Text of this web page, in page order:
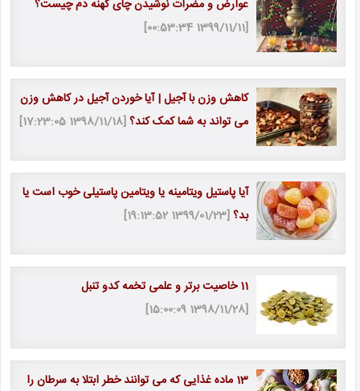
عوارض و مضرات نوشیدن چای کهنه دم چیست؟
[1399/11/11 00:53:34]
کاهش وزن با آجیل | آیا خوردن آجیل در کاهش وزن
می تواند به شما کمک کند؟[1398/11/18 17:23:05]
آیا پاستیل ویتامینه یا ویتامین پاستیلی خوب است یا
بد؟[1399/01/23 19:13:52]
11 خاصیت برتر و علمی تخمه کدو تنبل
[1398/11/28 15:00:09]
13 ماده غذایی که می توانند خطر ابتلا به سرطان را